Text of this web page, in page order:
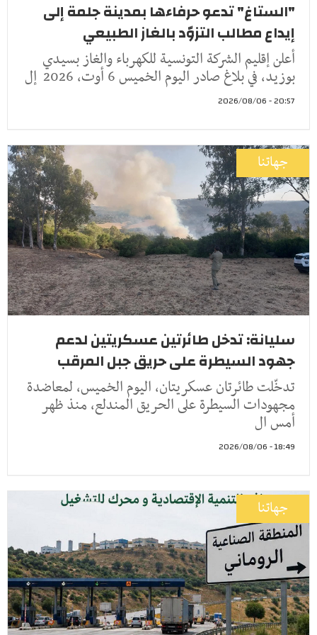
"الستاغ" تدعو حرفاءها بمدينة جلمة إلى
إيداع مطالب التزوّد بالغاز الطبيعي
أعلن إقليم الشركة التونسية للكهرباء والغاز بسيدي
بوزيد، في بلاغ صادر اليوم الخميس 6 أوت، 2026 إل
20:57 - 2026/08/06
جهاتنا
سليانة: تدخل طائرتين عسكريتين لدعم
جهود السيطرة على حريق جبل المرقب
تدخّلت طائرتان عسكريتان، اليوم الخميس، لمعاضدة
مجهودات السيطرة على الحريق المندلع، منذ ظهر
أمس ال
18:49 - 2026/08/06
جهاتنا